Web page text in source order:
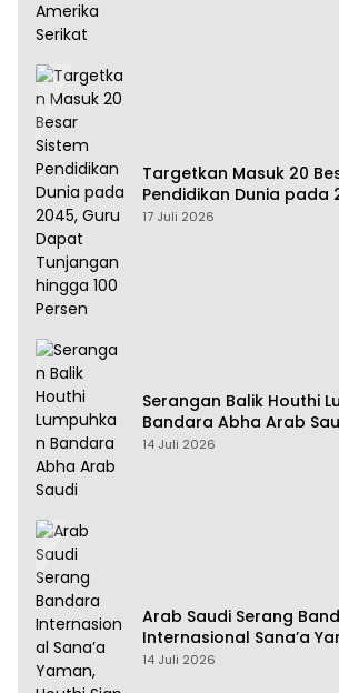
Targetkan Masuk 20
Pendidikan Dunia pada
Dapat Tunjangan hingga
17 Juli 2026
Serangan Balik Houthi
Bandara Abha Arab
14 Juli 2026
Arab Saudi Serang
Internasional Sana’a
Siap Serang Balik
14 Juli 2026